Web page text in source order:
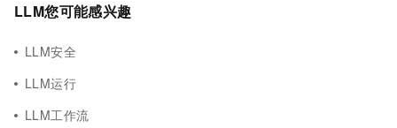
LLM您可能感兴趣
LLM安全
LLM运行
LLM工作流